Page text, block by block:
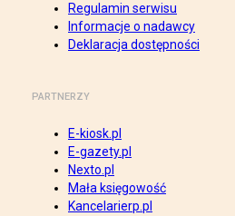
Regulamin serwisu
Informacje o nadawcy
Deklaracja dostępności
PARTNERZY
E-kiosk.pl
E-gazety.pl
Nexto.pl
Mała księgowość
Kancelarierp.pl